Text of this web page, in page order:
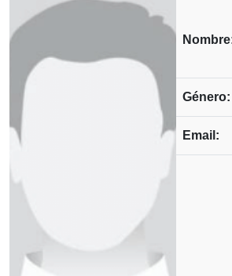
Género:
Email: